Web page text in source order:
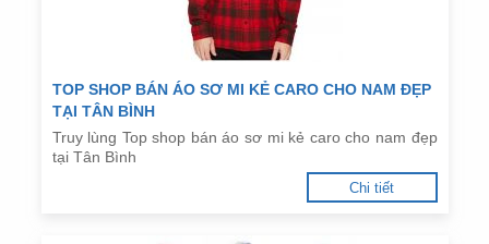
TOP SHOP BÁN ÁO SƠ MI KẺ CARO CHO NAM ĐẸP
TẠI TÂN BÌNH
Truy lùng Top shop bán áo sơ mi kẻ caro cho nam đẹp
tại Tân Bình
Chi tiết